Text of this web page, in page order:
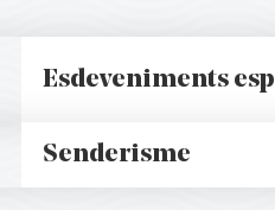
Esdeveniments
Senderisme